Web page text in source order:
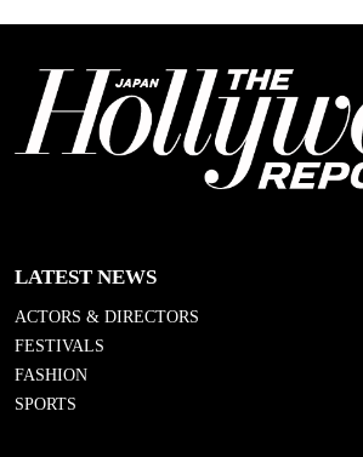
LATEST NEWS
ACTORS & DIRECTORS
FESTIVALS
FASHION
SPORTS